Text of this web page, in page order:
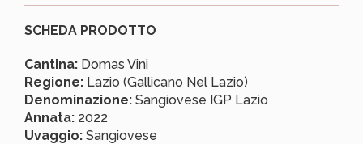
SCHEDA PRODOTTO
Cantina: Domas Vini
Regione: Lazio (Gallicano Nel Lazio)
Denominazione: Sangiovese IGP Lazio
Annata: 2022
Uvaggio: Sangiovese